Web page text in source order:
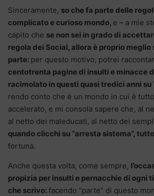
Sinceramente, so che fa parte delle
complicato e curioso mondo, e – a mie
capito che se non sei in grado di
regola dei Social, allora è proprio meglio
parte: per questo motivo, potrei
centotrenta pagine di insulti e minacce
racimolato in questi quasi tredici anni su
rendo conto che è un mondo in cui è
accelerato, e mi consola sapere che, al
al netto dei maleducati, al netto dei
quando clicchi su “arresta sistema”,
fortuna.
Anche questa volta, come sempre,
propizia per insulti e pernacchie di ogni
che scrivo: facendo “parte” di questo